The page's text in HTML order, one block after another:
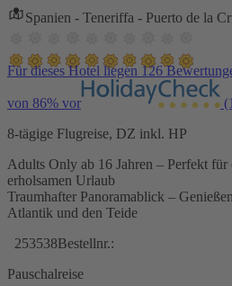
Spanien - Teneriffa - Puerto de la
Für dieses Hotel liegen 126
von 86% vor
8-tägige Flugreise, DZ inkl. HP
Adults Only ab 16 Jahren – Perfekt für
erholsamen Urlaub
Traumhafter Panoramablick –
Atlantik und den Teide
253538Bestellnr.:
Pauschalreise